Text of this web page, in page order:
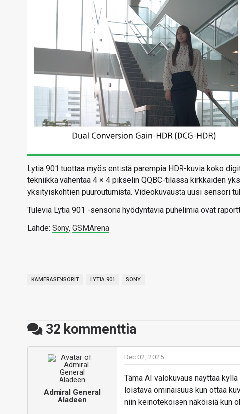
Lytia 901 tuottaa myös entistä parempia HDR-kuvia koko
tekniikka vähentää 4 × 4 pikselin QQBC-tilassa kirkkaiden
yksityiskohtien puuroutumista. Videokuvausta uusi sensori
Tulevia Lytia 901 -sensoria hyödyntäviä puhelimia ovat
Lähde: Sony, GSMArena
KAMERASENSORIT LYTIA 901 SONY
32 kommenttia
Admiral General
Aladeen
Dec 02, 2025
Tämä AI valokuvaus näyttää
loistava ominaisuus kun ottaa
niin keinotekoisen näköisiä kun